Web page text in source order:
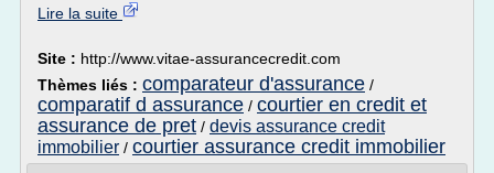
Lire la suite
Site : http://www.vitae-assurancecredit.com
Thèmes liés : comparateur d'assurance /
comparatif d assurance / courtier en credit et
assurance de pret / devis assurance credit
immobilier / courtier assurance credit immobilier